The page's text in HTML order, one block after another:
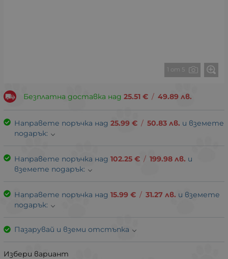
1 от 5
Безплатна доставка над 25.51 € / 49.89 лв.
Направете поръчка над 25.99 € / 50.83 лв. и вземете
подарък:
Направете поръчка над 102.25 € / 199.98 лв. и
вземете подарък:
Направете поръчка над 15.99 € / 31.27 лв. и вземете
подарък:
Пазарувай и вземи отстъпка
Избери вариант